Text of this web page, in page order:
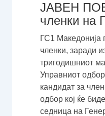
ЈАВЕН
членки на
ГС1 Македонија
членки, заради
тригодишниот
Управниот
кандидат за
одбор кој ќе
седница на